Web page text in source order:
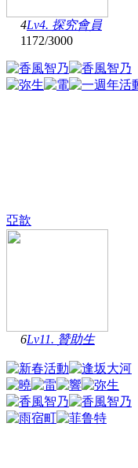
4Lv4. 探究會員
1172/3000
亞歆
6Lv11. 贊助生